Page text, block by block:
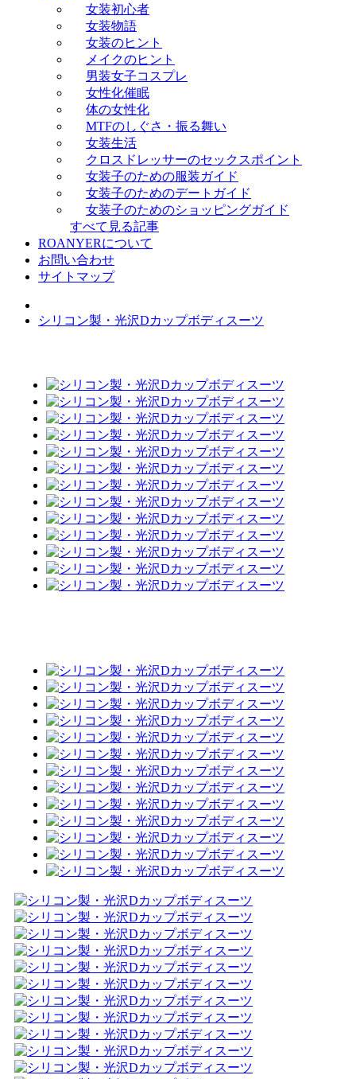
女装初心者
女装物語
女装のヒント
メイクのヒント
男装女子コスプレ
女性化催眠
体の女性化
MTFのしぐさ・振る舞い
女装生活
クロスドレッサーのセックスポイント
女装子のための服装ガイド
女装子のためのデートガイド
女装子のためのショッピングガイド
すべて見る記事
ROANYERについて
お問い合わせ
サイトマップ
シリコン製・光沢Dカップボディスーツ